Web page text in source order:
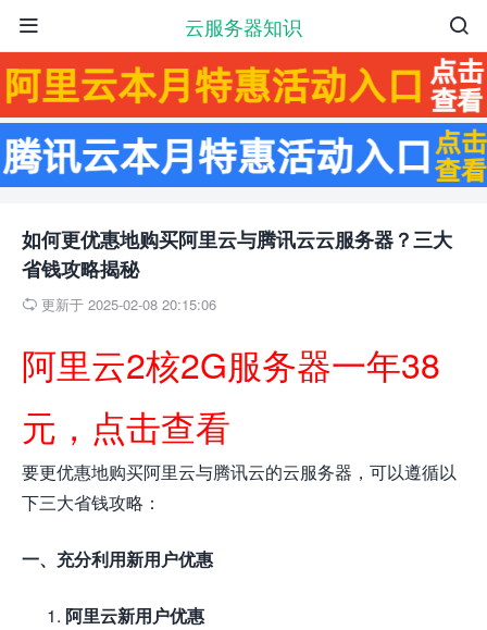
云服务器知识 

如何更优惠地购买阿里云与腾讯云云服务器？三大
省钱攻略揭秘
 更新于 2025-02-08 20:15:06
阿里云2核2G服务器一年38
元，点击查看
要更优惠地购买阿里云与腾讯云的云服务器，可以遵循以
下三大省钱攻略：
一、充分利用新用户优惠
阿里云新用户优惠